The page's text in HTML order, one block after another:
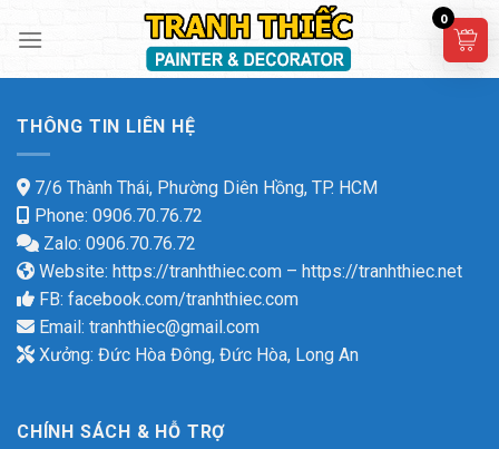
THÔNG TIN LIÊN HỆ
7/6 Thành Thái, Phường Diên Hồng, TP. HCM
Phone: 0906.70.76.72
Zalo: 0906.70.76.72
Website: https://tranhthiec.com – https://tranhthiec.net
FB: facebook.com/tranhthiec.com
Email: tranhthiec@gmail.com
Xưởng: Đức Hòa Đông, Đức Hòa, Long An
CHÍNH SÁCH & HỖ TRỢ
0